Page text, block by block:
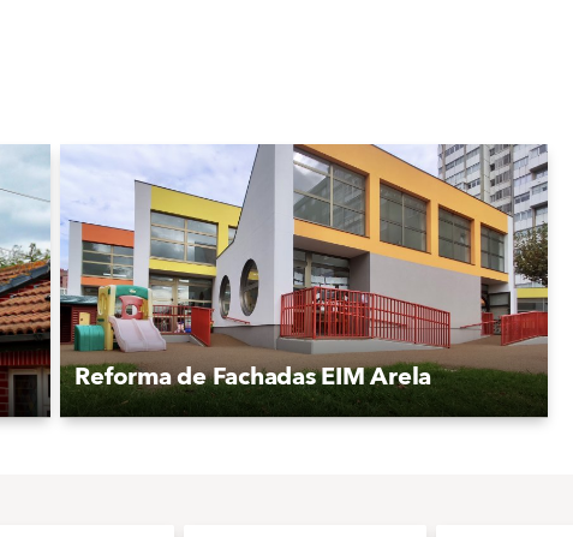
Reforma de Fachadas EIM Arela